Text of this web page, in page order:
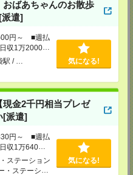
おばあちゃんのお散歩
派遣]
円～ ■週払
収1万2000円
駅 / … 気になる!
金2千円相当プレゼ
[派遣]
円～ ■週払
収1万640円
ステーション
・ステーショ
気になる!
ストビル 8F
木町 1-10-16 シーノ大宮ノース